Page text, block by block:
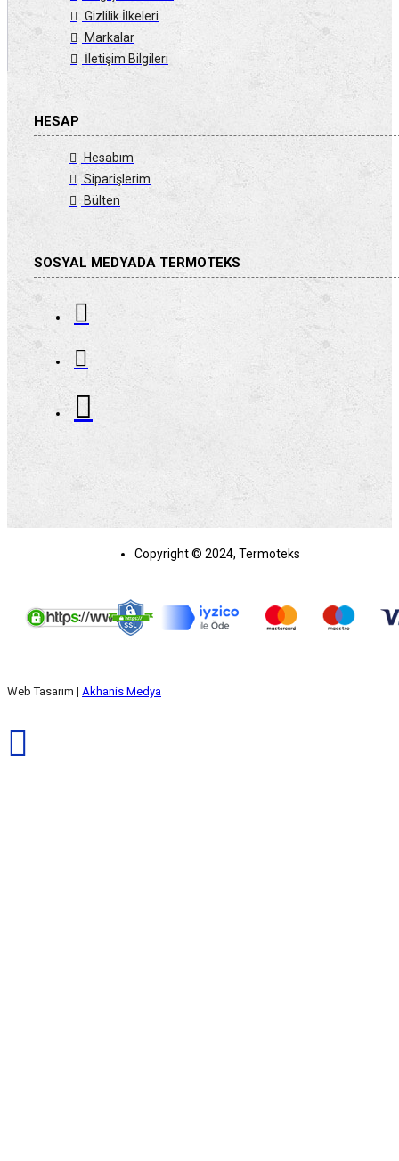
Gizlilik İlkeleri
Markalar
İletişim Bilgileri
HESAP
Hesabım
Siparişlerim
Bülten
SOSYAL MEDYADA TERMOTEKS
Copyright © 2024, Termoteks
Web Tasarım | Akhanis Medya